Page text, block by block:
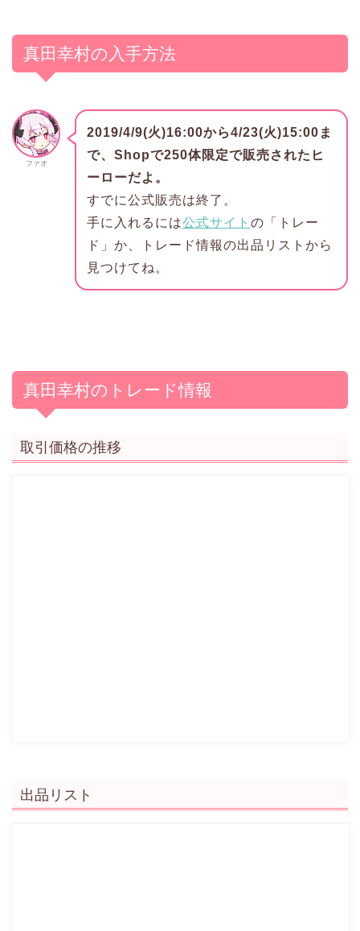
真田幸村の入手方法
ファオ
2019/4/9(火)16:00から4/23(火)15:00ま
で、Shopで250体限定で販売されたヒ
ーローだよ。
すでに公式販売は終了。
手に入れるには公式サイト の「トレー
ド」か、トレード情報の出品リストから
見つけてね。
真田幸村のトレード情報
取引価格の推移
出品リスト